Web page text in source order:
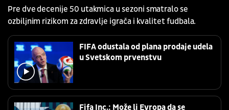
Pre dve decenije 50 utakmica u sezoni smatralo se
ozbiljnim rizikom za zdravlje igrača i kvalitet fudbala.
FIFA odustala od plana prodaje udela
u Svetskom prvenstvu
Fifa Inc.: Može li Evropa da se